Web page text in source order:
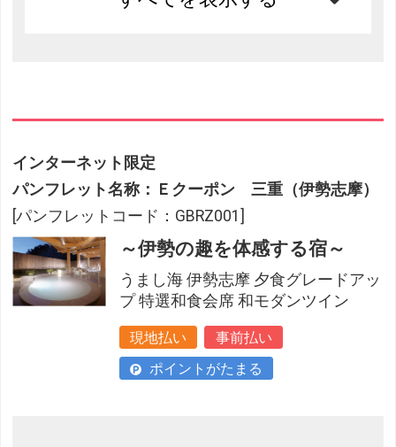
インターネット限定
パンフレット名称：Ｅクーポン 三重（伊勢志摩）
[パンフレットコード：GBRZ001]
～伊勢の趣を体感する宿～
うまし海 伊勢志摩 夕食グレードアッ
プ 特選和食会席 和モダンツイン
現地払い
事前払い
ポイントがたまる